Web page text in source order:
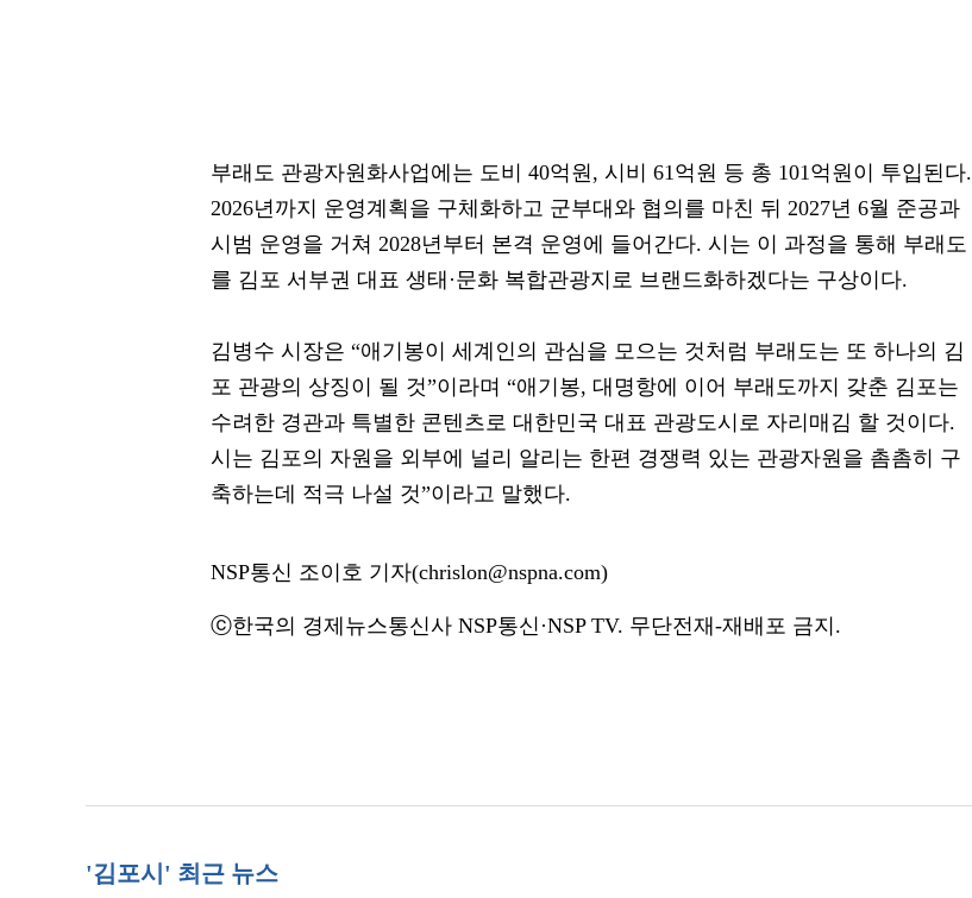
부래도 관광자원화사업에는 도비 40억원, 시비 61억원 등 총 101억원이 투입된다.
2026년까지 운영계획을 구체화하고 군부대와 협의를 마친 뒤 2027년 6월 준공과
시범 운영을 거쳐 2028년부터 본격 운영에 들어간다. 시는 이 과정을 통해 부래도
를 김포 서부권 대표 생태·문화 복합관광지로 브랜드화하겠다는 구상이다.
김병수 시장은 “애기봉이 세계인의 관심을 모으는 것처럼 부래도는 또 하나의 김
포 관광의 상징이 될 것”이라며 “애기봉, 대명항에 이어 부래도까지 갖춘 김포는
수려한 경관과 특별한 콘텐츠로 대한민국 대표 관광도시로 자리매김 할 것이다.
시는 김포의 자원을 외부에 널리 알리는 한편 경쟁력 있는 관광자원을 촘촘히 구
축하는데 적극 나설 것”이라고 말했다.
NSP통신 조이호 기자(chrislon@nspna.com)
ⓒ한국의 경제뉴스통신사 NSP통신·NSP TV. 무단전재-재배포 금지.
'김포시' 최근 뉴스